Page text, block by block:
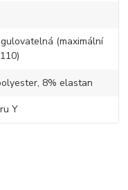
(maximální
8% elastan
Y